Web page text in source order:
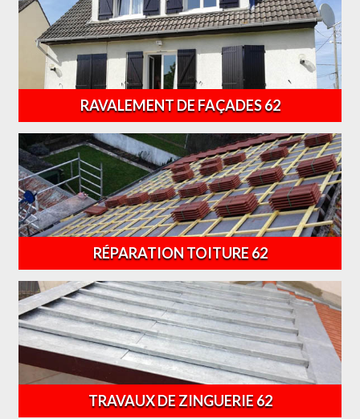
RAVALEMENT DE FAÇADES 62
RÉPARATION TOITURE 62
TRAVAUX DE ZINGUERIE 62